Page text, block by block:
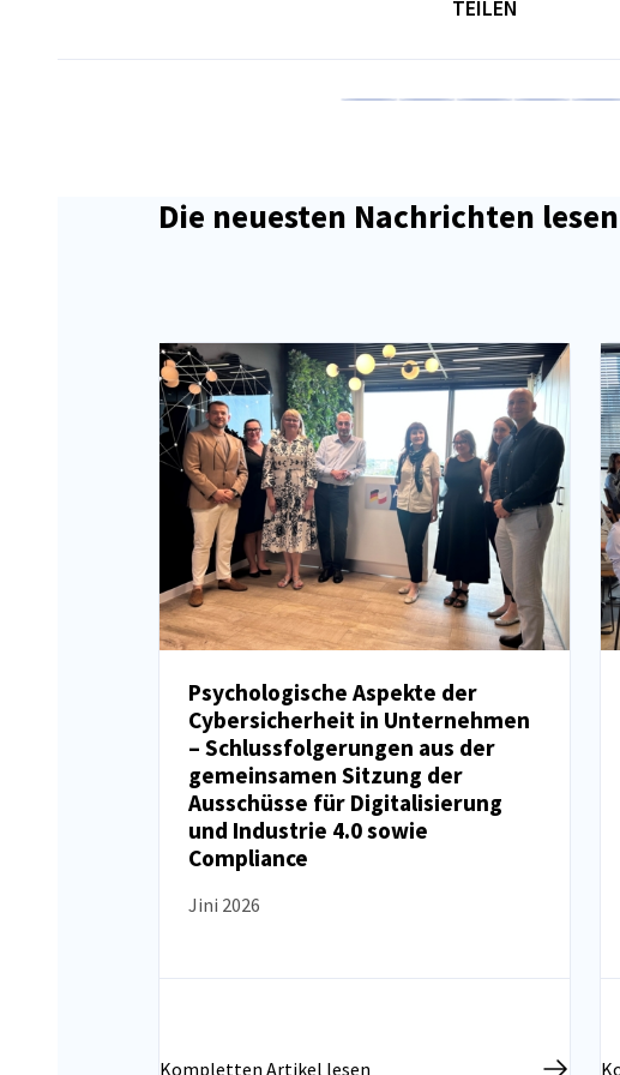
TEILEN
Die neuesten Nachrichten lesen
NEUIGKEITEN
Psychologische Aspekte der
Cybersicherheit in Unternehmen
– Schlussfolgerungen aus der
gemeinsamen Sitzung der
Ausschüsse für Digitalisierung
und Industrie 4.0 sowie
Compliance
Jini 2026
Kompletten Artikel lesen